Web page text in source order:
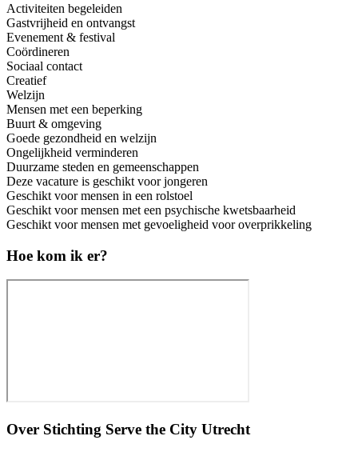
Activiteiten begeleiden
Gastvrijheid en ontvangst
Evenement & festival
Coördineren
Sociaal contact
Creatief
Welzijn
Mensen met een beperking
Buurt & omgeving
Goede gezondheid en welzijn
Ongelijkheid verminderen
Duurzame steden en gemeenschappen
Deze vacature is geschikt voor jongeren
Geschikt voor mensen in een rolstoel
Geschikt voor mensen met een psychische kwetsbaarheid
Geschikt voor mensen met gevoeligheid voor overprikkeling
Hoe kom ik er?
Over Stichting Serve the City Utrecht